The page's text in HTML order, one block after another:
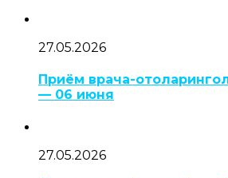
27.05.2026
Приём врача-
— 06 июня
27.05.2026